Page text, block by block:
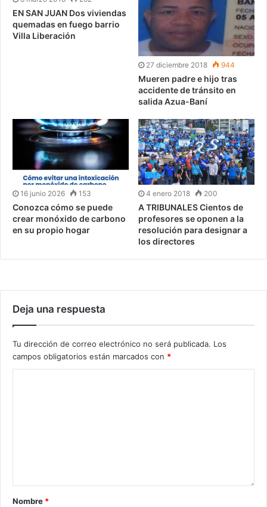
EN SAN JUAN Dos viviendas
quemadas en fuego barrio
Villa Liberación
27 diciembre 2018 944
Mueren padre e hijo tras
accidente de tránsito en
salida Azua-Baní
16 junio 2026 153
Conozca cómo se puede
crear monóxido de carbono
en su propio hogar
4 enero 2018 200
A TRIBUNALES Cientos de
profesores se oponen a la
resolución para designar a
los directores
Deja una respuesta
Tu dirección de correo electrónico no será publicada. Los
campos obligatorios están marcados con *
Nombre *